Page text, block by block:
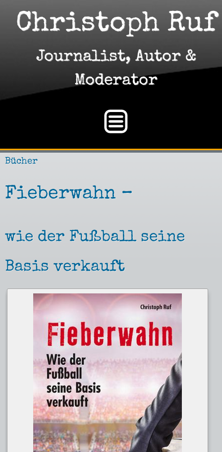
Christoph Ruf
Journalist, Autor &
Moderator
Bücher
Fieberwahn –
wie der Fußball seine
Basis verkauft